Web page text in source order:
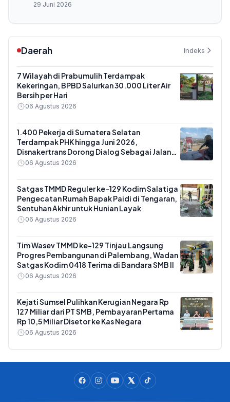
29 Juni 2026
Daerah Indeks
7 Wilayah di Prabumulih Terdampak
Kekeringan, BPBD Salurkan 30.000 Liter Air
Bersih per Hari
06 Agustus 2026
1.400 Pekerja di Sumatera Selatan
Terdampak PHK hingga Juni 2026,
Disnakertrans Dorong Dialog Sebagai Jalan
Utama
06 Agustus 2026
Satgas TMMD Reguler ke-129 Kodim Salatiga
Pengecatan Rumah Bapak Paidi di Tengaran,
Sentuhan Akhir untuk Hunian Layak
06 Agustus 2026
Tim Wasev TMMD ke-129 Tinjau Langsung
Progres Pembangunan di Palembang, Wadan
Satgas Kodim 0418 Terima di Bandara SMB II
06 Agustus 2026
Kejati Sumsel Pulihkan Kerugian Negara Rp
127 Miliar dari PT SMB, Pembayaran Pertama
Rp 10,5 Miliar Disetor ke Kas Negara
06 Agustus 2026